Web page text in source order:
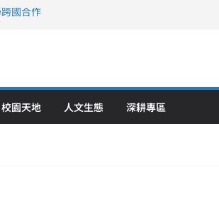
國合作
校園天地 人文生態 深耕專區